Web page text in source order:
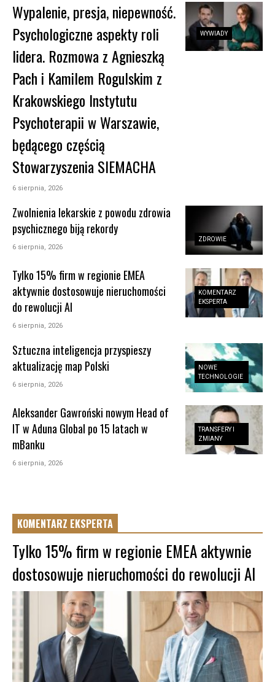
WYWIADY
Wypalenie, presja, niepewność.
Psychologiczne aspekty roli
lidera. Rozmowa z Agnieszką
Pach i Kamilem Rogulskim z
Krakowskiego Instytutu
Psychoterapii w Warszawie,
będącego częścią
Stowarzyszenia SIEMACHA
6 sierpnia, 2026
ZDROWIE
Zwolnienia lekarskie z powodu zdrowia
psychicznego biją rekordy
6 sierpnia, 2026
KOMENTARZ
EKSPERTA
Tylko 15% firm w regionie EMEA
aktywnie dostosowuje nieruchomości
do rewolucji AI
6 sierpnia, 2026
NOWE
TECHNOLOGIE
Sztuczna inteligencja przyspieszy
aktualizację map Polski
6 sierpnia, 2026
TRANSFERY I
ZMIANY
Aleksander Gawroński nowym Head of
IT w Aduna Global po 15 latach w
mBanku
6 sierpnia, 2026
KOMENTARZ EKSPERTA
Tylko 15% firm w regionie EMEA aktywnie
dostosowuje nieruchomości do rewolucji AI